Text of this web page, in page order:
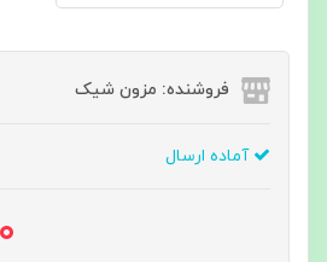
فروشنده: مزون شیک
آماده ارسال